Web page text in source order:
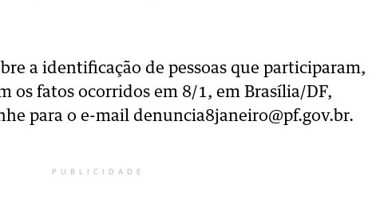
a identificação de pessoas que participaram,
os fatos ocorridos em 8/1, em Brasília/DF,
para o e-mail denuncia8janeiro@pf.gov.br.
PUBLICIDADE